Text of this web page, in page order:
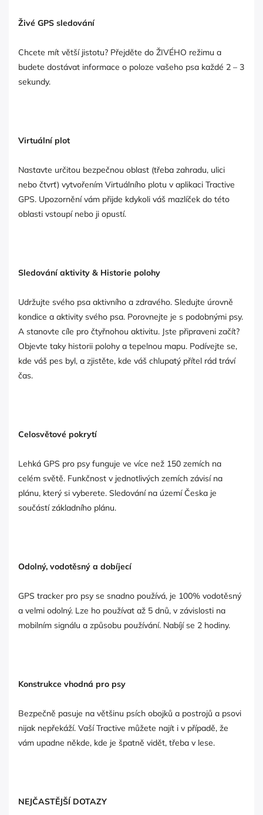
Živé GPS sledování
Chcete mít větší jistotu? Přejděte do ŽIVÉHO režimu a
budete dostávat informace o poloze vašeho psa každé 2 – 3
sekundy.
Virtuální plot
Nastavte určitou bezpečnou oblast (třeba zahradu, ulici
nebo čtvrť) vytvořením Virtuálního plotu v aplikaci Tractive
GPS. Upozornění vám přijde kdykoli váš mazlíček do této
oblasti vstoupí nebo ji opustí.
Sledování aktivity & Historie polohy
Udržujte svého psa aktivního a zdravého. Sledujte úrovně
kondice a aktivity svého psa. Porovnejte je s podobnými psy.
A stanovte cíle pro čtyřnohou aktivitu. Jste připraveni začít?
Objevte taky historii polohy a tepelnou mapu. Podívejte se,
kde váš pes byl, a zjistěte, kde váš chlupatý přítel rád tráví
čas.
Celosvětové pokrytí
Lehká GPS pro psy funguje ve více než 150 zemích na
celém světě. Funkčnost v jednotlivých zemích závisí na
plánu, který si vyberete. Sledování na území Česka je
součástí základního plánu.
Odolný, vodotěsný a dobíjecí
GPS tracker pro psy se snadno používá, je 100% vodotěsný
a velmi odolný. Lze ho používat až 5 dnů, v závislosti na
mobilním signálu a způsobu používání. Nabíjí se 2 hodiny.
Konstrukce vhodná pro psy
Bezpečně pasuje na většinu psích obojků a postrojů a psovi
nijak nepřekáží. Vaší Tractive můžete najít i v případě, že
vám upadne někde, kde je špatně vidět, třeba v lese.
NEJČASTĚJŠÍ DOTAZY